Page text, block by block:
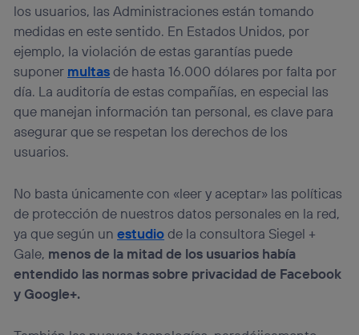
los usuarios, las Administraciones están tomando
medidas en este sentido. En Estados Unidos, por
ejemplo, la violación de estas garantías puede
suponer multasde hasta 16.000 dólares por falta por
día. La auditoría de estas compañías, en especial las
que manejan información tan personal, es clave para
asegurar que se respetan los derechos de los
usuarios.
No basta únicamente con «leer y aceptar» las políticas
de protección de nuestros datos personales en la red,
ya que según unestudiode la consultora Siegel +
Gale, menos de la mitad de los usuarios había
entendido las normas sobre privacidad de Facebook
y Google+.